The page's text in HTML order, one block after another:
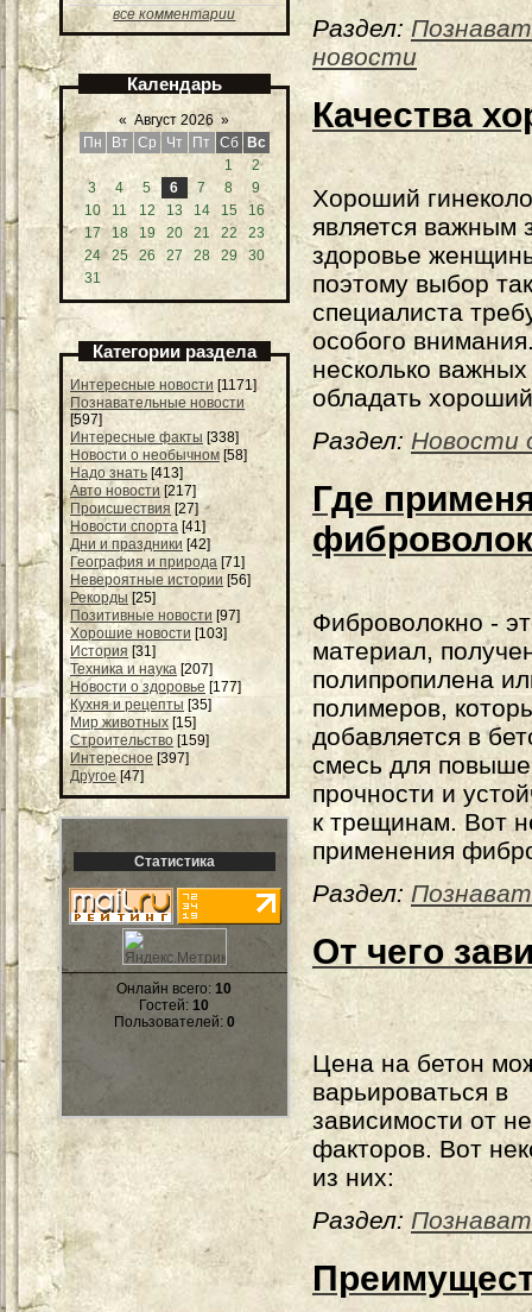
все комментарии
Календарь
« Август 2026 »
Пн
Вт Ср Чт Пт Сб
Вс
1
2
3
4 5 6 7 8
9
10
11 12 13 14 15
16
17
18 19 20 21 22
23
24
25 26 27 28 29
30
31
Категории раздела
Интересные новости [1171]
Познавательные новости
[597]
Интересные факты [338]
Новости о необычном [58]
Надо знать [413]
Авто новости [217]
Происшествия [27]
Новости спорта [41]
Дни и праздники [42]
География и природа [71]
Невероятные истории [56]
Рекорды [25]
Позитивные новости [97]
Хорошие новости [103]
История [31]
Техника и наука [207]
Новости о здоровье [177]
Кухня и рецепты [35]
Мир животных [15]
Строительство [159]
Интересное [397]
Другое [47]
Статистика
Онлайн всего:10
Гостей:10
Пользователей: 0
Раздел:
новости
Качества
Хороший
является важным
здоровье
поэтому выбор
специалиста
особого
несколько
обладать
Раздел: Новости
Где
Фиброволокно -
материал,
полипропилена
полимеров,
добавляется в
смесь для
прочности и
к трещинам. Вот
применения
Раздел:
От чего
Цена на бетон
варьироваться в
зависимости от
факторов. Вот
из них:
Раздел: